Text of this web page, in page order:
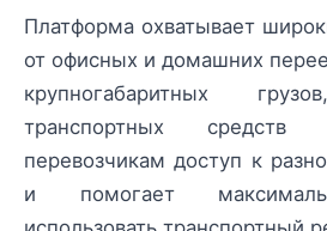
Платформа охватывает
от офисных и домашних
крупногабаритных
транспортных
перевозчикам доступ к
и помогает